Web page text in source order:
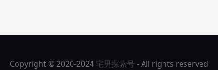
Copyright © 2020-2024 宅男探索号 - All rights reserved